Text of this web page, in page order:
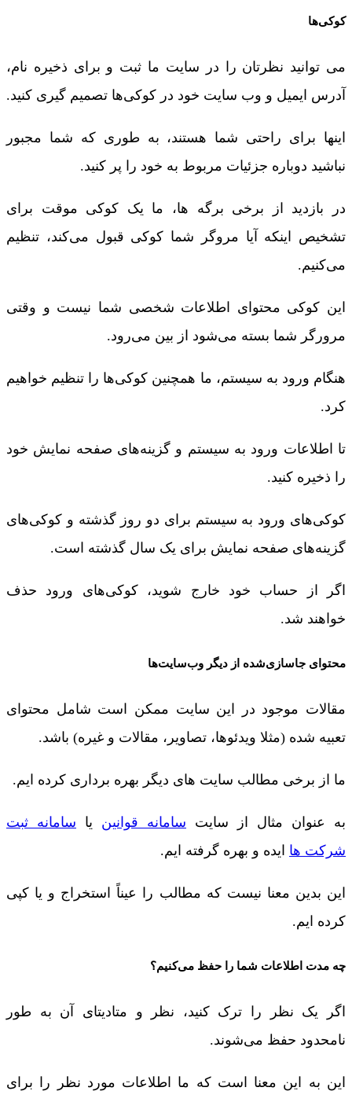
کوکی‌ها
می توانید نظرتان را در سایت ما ثبت و برای ذخیره نام،
آدرس ایمیل و وب سایت خود در کوکی‌ها تصمیم گیری کنید.
اینها برای راحتی شما هستند، به طوری که شما مجبور
نباشید دوباره جزئیات مربوط به خود را پر کنید.
در بازدید از برخی برگه ها، ما یک کوکی موقت برای
تشخیص اینکه آیا مروگر شما کوکی قبول می‌کند، تنظیم
می‌کنیم.
این کوکی محتوای اطلاعات شخصی شما نیست و وقتی
مرورگر شما بسته می‌شود از بین می‌رود.
هنگام ورود به سیستم، ما همچنین کوکی‌ها را تنظیم خواهیم
کرد.
تا اطلاعات ورود به سیستم و گزینه‌های صفحه نمایش خود
را ذخیره کنید.
کوکی‌های ورود به سیستم برای دو روز گذشته و کوکی‌های
گزینه‌های صفحه نمایش برای یک سال گذشته است.
اگر از حساب خود خارج شوید، کوکی‌های ورود حذف
خواهند شد.
محتوای جاسازی‌شده از دیگر وب‌سایت‌ها
مقالات موجود در این سایت ممکن است شامل محتوای
تعبیه شده (مثلا ویدئوها، تصاویر، مقالات و غیره) باشد.
ما از برخی مطالب سایت های دیگر بهره برداری کرده ایم.
به عنوان مثال از سایت سامانه قوانین یا سامانه ثبت
شرکت ها ایده و بهره گرفته ایم.
این بدین معنا نیست که مطالب را عیناً استخراج و یا کپی
کرده ایم.
چه مدت اطلاعات شما را حفظ می‌کنیم؟
اگر یک نظر را ترک کنید، نظر و متادیتای آن به طور
نامحدود حفظ می‌شوند.
این به این معنا است که ما اطلاعات مورد نظر را برای